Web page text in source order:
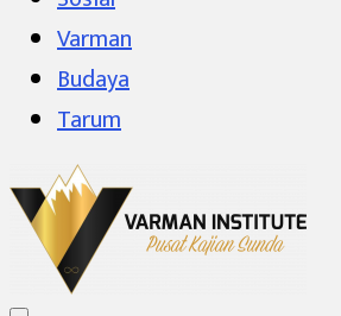
Varman
Budaya
Tarum